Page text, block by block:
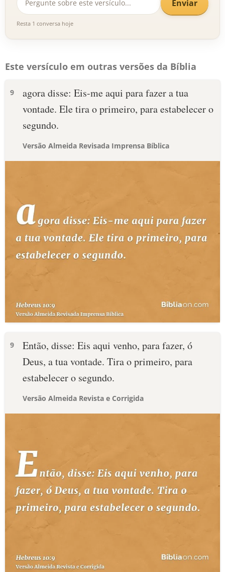
Enviar
Resta 1 conversa hoje
Este versículo em outras versões da Bíblia
9
agora disse: Eis-me aqui para fazer a tua
vontade. Ele tira o primeiro, para estabelecer o
segundo.
Versão Almeida Revisada Imprensa Bíblica
9
Então, disse: Eis aqui venho, para fazer, ó
Deus, a tua vontade. Tira o primeiro, para
estabelecer o segundo.
Versão Almeida Revista e Corrigida